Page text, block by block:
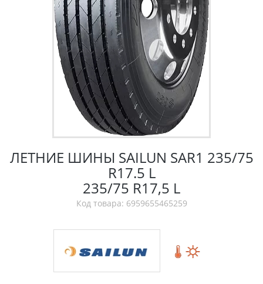
ЛЕТНИЕ ШИНЫ SAILUN SAR1 235/75
R17.5 L
235/75 R17,5 L
Код товара: 6959655465259